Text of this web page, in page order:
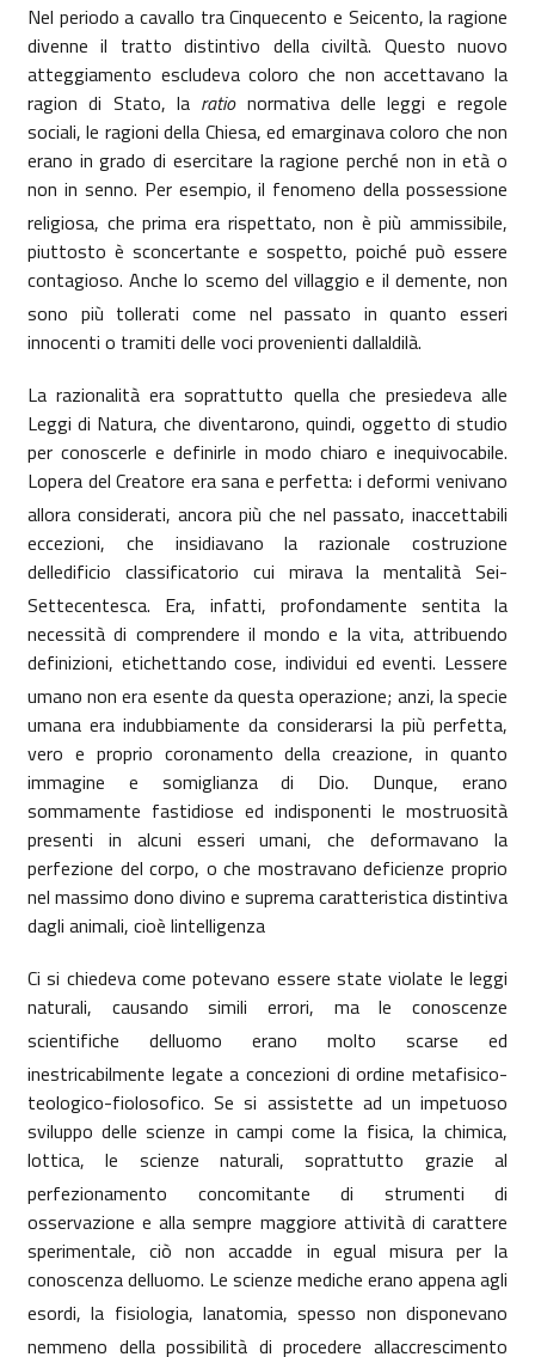
Nel periodo a cavallo tra Cinquecento e Seicento, la ragione
divenne il tratto distintivo della civiltà. Questo nuovo
atteggiamento escludeva coloro che non accettavano la
ragion di Stato, la rationormativa delle leggi e regole
sociali, le ragioni della Chiesa, ed emarginava coloro che non
erano in grado di esercitare la ragione perché non in età o
non in senno. Per esempio, il fenomeno della possessione
religiosa, che prima era rispettato, non è più ammissibile,
piuttosto è sconcertante e sospetto, poiché può essere
contagioso. Anche lo scemo del villaggio e il demente, non
sono più tollerati come nel passato in quanto esseri
innocenti o tramiti delle voci provenienti dallaldilà.
La razionalità era soprattutto quella che presiedeva alle
Leggi di Natura, che diventarono, quindi, oggetto di studio
per conoscerle e definirle in modo chiaro e inequivocabile.
Lopera del Creatore era sana e perfetta: i deformi venivano
allora considerati, ancora più che nel passato, inaccettabili
eccezioni, che insidiavano la razionale costruzione
delledificio classificatorio cui mirava la mentalità Sei-
Settecentesca. Era, infatti, profondamente sentita la
necessità di comprendere il mondo e la vita, attribuendo
definizioni, etichettando cose, individui ed eventi. Lessere
umano non era esente da questa operazione; anzi, la specie
umana era indubbiamente da considerarsi la più perfetta,
vero e proprio coronamento della creazione, in quanto
immagine e somiglianza di Dio. Dunque, erano
sommamente fastidiose ed indisponenti le mostruosità
presenti in alcuni esseri umani, che deformavano la
perfezione del corpo, o che mostravano deficienze proprio
nel massimo dono divino e suprema caratteristica distintiva
dagli animali, cioè lintelligenza
Ci si chiedeva come potevano essere state violate le leggi
naturali, causando simili errori, ma le conoscenze
scientifiche delluomo erano molto scarse ed
inestricabilmente legate a concezioni di ordine metafisico-
teologico-fiolosofico. Se si assistette ad un impetuoso
sviluppo delle scienze in campi come la fisica, la chimica,
lottica, le scienze naturali, soprattutto grazie al
perfezionamento concomitante di strumenti di
osservazione e alla sempre maggiore attività di carattere
sperimentale, ciò non accadde in egual misura per la
conoscenza delluomo. Le scienze mediche erano appena agli
esordi, la fisiologia, lanatomia, spesso non disponevano
nemmeno della possibilità di procedere allaccrescimento